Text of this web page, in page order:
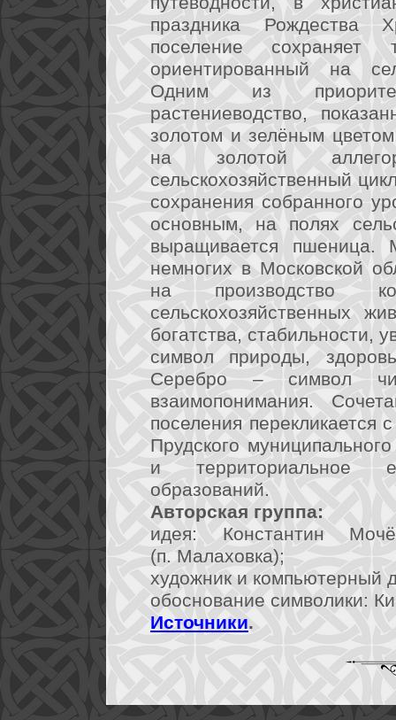
праздника Рождества
поселение сохраняет
ориентированный на
Одним из
растениеводство,
золотом и зелёным
на золотой
сельскохозяйственный
сохранения собранного
основным, на полях
выращивается пшеница.
немногих в Московской
на производство
сельскохозяйственных
богатства, стабильности,
символ природы,
Серебро – символ
взаимопонимания.
поселения перекликается
Прудского
и территориальное
образований.
Авторская группа:
идея: Константин
(п. Малаховка);
художник и компьютерный
обоснование символики:
Источники.